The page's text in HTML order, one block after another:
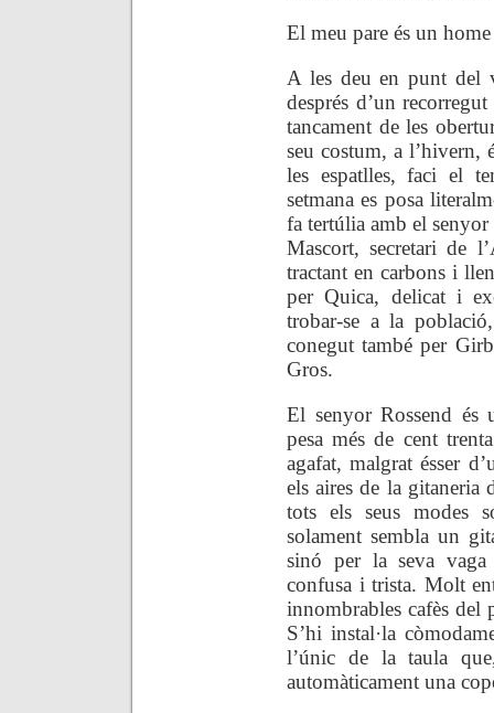
El meu pare és un
A les deu en punt del
després d’un
tancament de les
seu costum, a l’hivern,
les espatlles, faci el
setmana es posa
fa tertúlia amb el
Mascort, secretari de
tractant en carbons i
per Quica, delicat i
trobar-se a la
conegut també per
Gros.
El senyor Rossend és
pesa més de cent
agafat, malgrat ésser
els aires de la gitaneria
tots els seus modes
solament sembla un
sinó per la seva
confusa i trista. Molt
innombrables cafès del
S’hi instal·la
l’únic de la taula
automàticament una